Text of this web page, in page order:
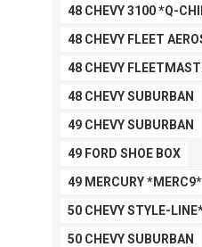
48 CHEVY 3100 *Q-
48 CHEVY FLEET
48 CHEVY
48 CHEVY SUBURBAN
49 CHEVY SUBURBAN
49 FORD SHOE BOX
49 MERCURY *MERC9*
50 CHEVY STYLE-
50 CHEVY SUBURBAN